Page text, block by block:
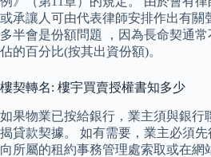
或承讓人可由代表律師安排作出有關
多半會是份額問題 ，因為長命契通
佔的百分比(按其出資份額)。
樓契轉名: 樓宇買賣授權書知多少
如果物業已按給銀行，業主須與銀行
揭貸款契據。 如有需要，業主必須
向所屬的租約事務管理處索取或在網